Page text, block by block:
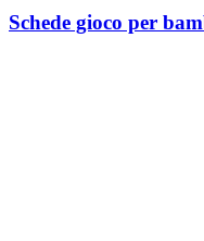
Schede gioco per